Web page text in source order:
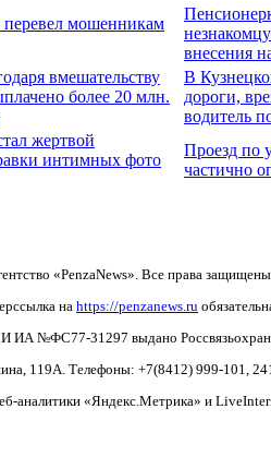
мошенникам
внесения
вмешательству
более 20 млн.
В
дороги,
водитель
жертвой
интимных фото
Проезд по
частично
«PenzaNews». Все права
на https://penzanews.ru
ИА №ФС77-31297 выдано
119А. Телефоны: +7(8412) 999-101,
аналитики «Яндекс.Метрика» и